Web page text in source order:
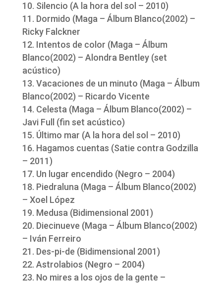
Silencio (A la hora del sol – 2010)
Dormido (Maga – Álbum Blanco(2002) –
Ricky Falckner
Intentos de color (Maga – Álbum
Blanco(2002) – Alondra Bentley (set
acústico)
Vacaciones de un minuto (Maga – Álbum
Blanco(2002) – Ricardo Vicente
Celesta (Maga – Álbum Blanco(2002) –
Javi Full (fin set acústico)
Último mar (A la hora del sol – 2010)
Hagamos cuentas (Satie contra Godzilla
– 2011)
Un lugar encendido (Negro – 2004)
Piedraluna (Maga – Álbum Blanco(2002)
– Xoel López
Medusa (Bidimensional 2001)
Diecinueve (Maga – Álbum Blanco(2002)
– Iván Ferreiro
Des-pi-de (Bidimensional 2001)
Astrolabios (Negro – 2004)
No mires a los ojos de la gente –